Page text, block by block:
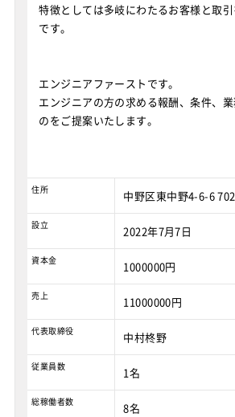
特徴としては多岐にわたるお客様と取
です。
エンジニアファーストです。
エンジニアの方の求める報酬、条件、
のをご提案いたします。
住所 中野区東中野4-6-6 702
設立 2022年7月7日
資本金 1000000円
売上 11000000円
代表取締役 中村柊野
従業員数 1名
総稼働者数 8名